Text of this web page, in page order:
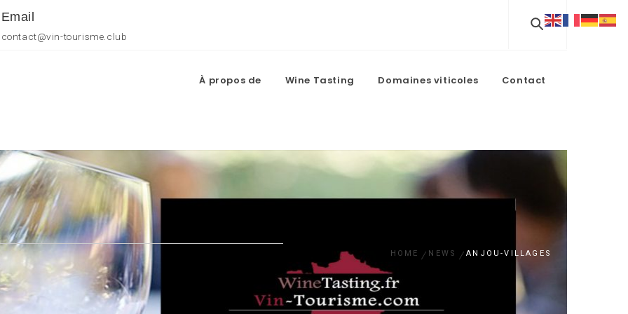
Email
contact@vin-tourisme.club
À propos de Wine Tasting Domaines viticoles Contact
HOME NEWS ANJOU-VILLAGES